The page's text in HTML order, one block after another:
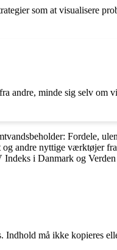
som at visualisere
andre, minde sig selv om
Fordele,
og andre nyttige værktøjer
Indeks i Danmark og Verden
må ikke kopieres